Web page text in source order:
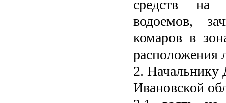
средств на
водоемов,
комаров в
расположения
2. Начальнику
Ивановской